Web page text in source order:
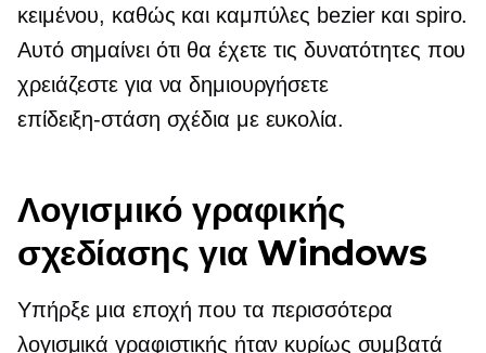
κειμένου, καθώς και καμπύλες bezier και spiro.
Αυτό σημαίνει ότι θα έχετε τις δυνατότητες που
χρειάζεστε για να δημιουργήσετε
επίδειξη-στάση σχέδια με ευκολία.
Λογισμικό γραφικής
σχεδίασης για Windows
Υπήρξε μια εποχή που τα περισσότερα
λογισμικά γραφιστικής ήταν κυρίως συμβατά